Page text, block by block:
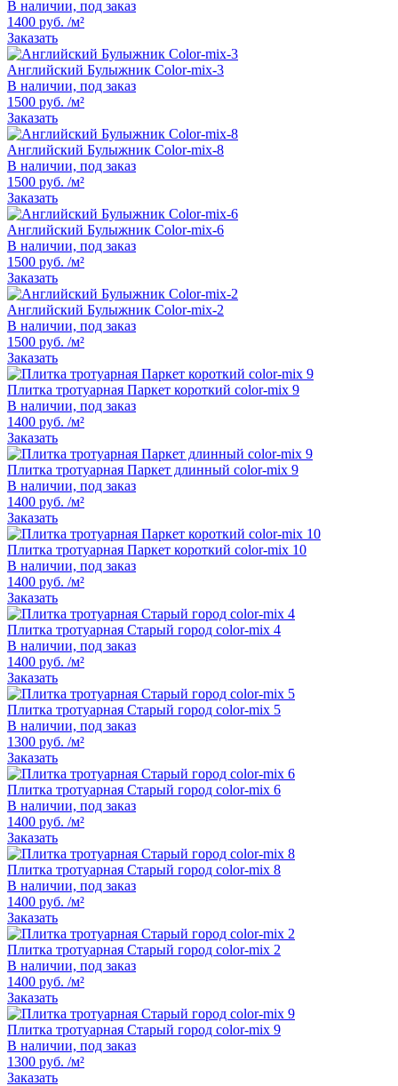
В наличии, под заказ
1400 руб. /м²
Заказать
Английский Булыжник Color-mix-3
В наличии, под заказ
1500 руб. /м²
Заказать
Английский Булыжник Color-mix-8
В наличии, под заказ
1500 руб. /м²
Заказать
Английский Булыжник Color-mix-6
В наличии, под заказ
1500 руб. /м²
Заказать
Английский Булыжник Color-mix-2
В наличии, под заказ
1500 руб. /м²
Заказать
Плитка тротуарная Паркет короткий color-mix 9
В наличии, под заказ
1400 руб. /м²
Заказать
Плитка тротуарная Паркет длинный color-mix 9
В наличии, под заказ
1400 руб. /м²
Заказать
Плитка тротуарная Паркет короткий color-mix 10
В наличии, под заказ
1400 руб. /м²
Заказать
Плитка тротуарная Старый город color-mix 4
В наличии, под заказ
1400 руб. /м²
Заказать
Плитка тротуарная Старый город color-mix 5
В наличии, под заказ
1300 руб. /м²
Заказать
Плитка тротуарная Старый город color-mix 6
В наличии, под заказ
1400 руб. /м²
Заказать
Плитка тротуарная Старый город color-mix 8
В наличии, под заказ
1400 руб. /м²
Заказать
Плитка тротуарная Старый город color-mix 2
В наличии, под заказ
1400 руб. /м²
Заказать
Плитка тротуарная Старый город color-mix 9
В наличии, под заказ
1300 руб. /м²
Заказать